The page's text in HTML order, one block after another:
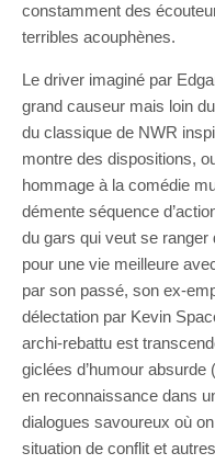
constamment des
terribles acouphènes.
Le driver imaginé par
grand causeur mais loin
du classique de NWR
montre des dispositions,
hommage à la comédie
démente séquence
du gars qui veut se
pour une vie meilleure
par son passé, son ex-
délectation par Kevin
archi-rebattu est
giclées d’humour
en reconnaissance dans
dialogues savoureux où
situation de conflit et